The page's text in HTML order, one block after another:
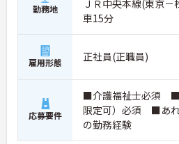
勤務地
ＪＲ中央本線(東京－
車15分
雇用形態 正社員(正職員)
応募要件
■介護福祉士必須 ■
限定可）必須 ■あ
の勤務経験